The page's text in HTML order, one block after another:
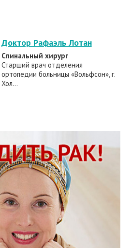
Доктор Рафаэль Лотан
Спинальный хирург
Старший врач отделения
ортопедии больницы «Вольфсон», г.
Хол...